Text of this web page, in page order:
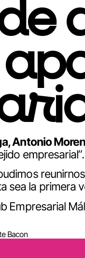
Antonio
empresarial”.
sea la primera
Empresarial
Bacon